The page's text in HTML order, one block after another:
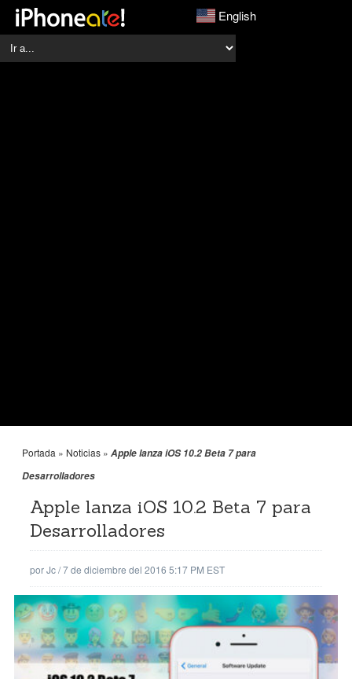
English
Portada » Noticias » Apple lanza iOS 10.2 Beta 7 para
Desarrolladores
Apple lanza iOS 10.2 Beta 7 para
Desarrolladores
porJc/7 de diciembre del 2016 5:17 PM EST